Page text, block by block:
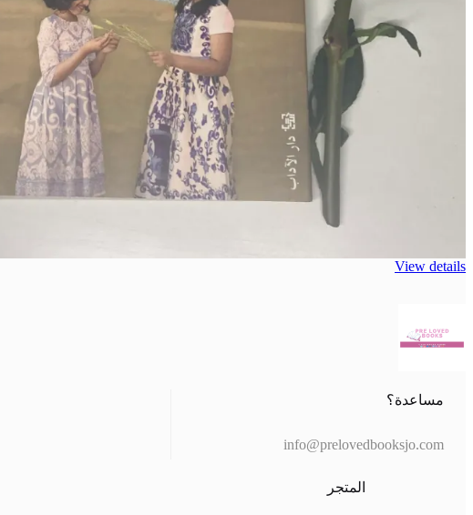
View details
مساعدة؟
info@prelovedbooksjo.com
المتجر